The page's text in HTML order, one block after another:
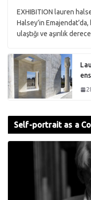
EXHIBITION lauren
Halsey’in
ulaştığı ve aşırılık
Self-portrait as a